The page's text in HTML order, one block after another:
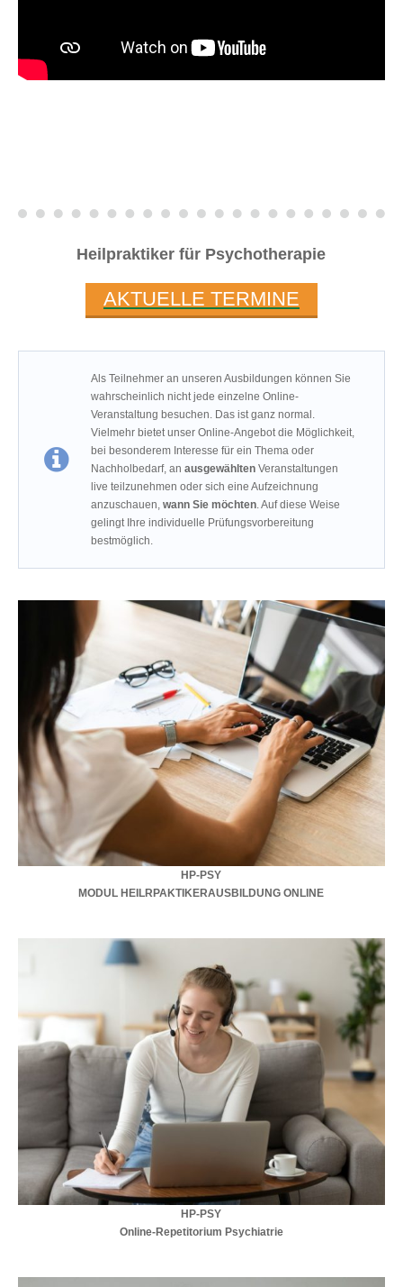
Heilpraktiker für Psychotherapie
AKTUELLE TERMINE
Als Teilnehmer an unseren Ausbildungen können Sie
wahrscheinlich nicht jede einzelne Online-
Veranstaltung besuchen. Das ist ganz normal.
Vielmehr bietet unser Online-Angebot die Möglichkeit,
bei besonderem Interesse für ein Thema oder
Nachholbedarf, anausgewählten Veranstaltungen
live teilzunehmen oder sich eine Aufzeichnung
anzuschauen,wann Sie möchten . Auf diese Weise
gelingt Ihre individuelle Prüfungsvorbereitung
bestmöglich.
HP-PSY
MODUL HEILRPAKTIKERAUSBILDUNG ONLINE
HP-PSY
Online-Repetitorium Psychiatrie